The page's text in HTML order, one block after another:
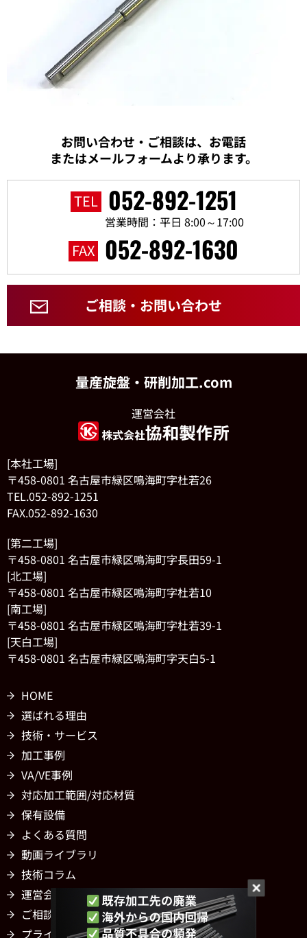
お問い合わせ・ご相談は、お電話
またはメールフォームより承ります。
TEL 052-892-1251
営業時間：平日 8:00～17:00
FAX 052-892-1630
ご相談・お問い合わせ
量産旋盤・研削加工.com
運営会社
[本社工場]
〒458-0801 名古屋市緑区鳴海町字杜若26
TEL.052-892-1251
FAX.052-892-1630
[第二工場]
〒458-0801 名古屋市緑区鳴海町字長田59-1
[北工場]
〒458-0801 名古屋市緑区鳴海町字杜若10
[南工場]
〒458-0801 名古屋市緑区鳴海町字杜若39-1
[天白工場]
〒458-0801 名古屋市緑区鳴海町字天白5-1
HOME
選ばれる理由
技術・サービス
加工事例
VA/VE事例
対応加工範囲/対応材質
保有設備
よくある質問
動画ライブラリ
技術コラム
運営会社
ご相談・お問い合わせ
プライバシーポリシー